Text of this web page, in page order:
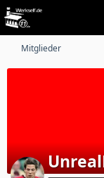
Mitglieder